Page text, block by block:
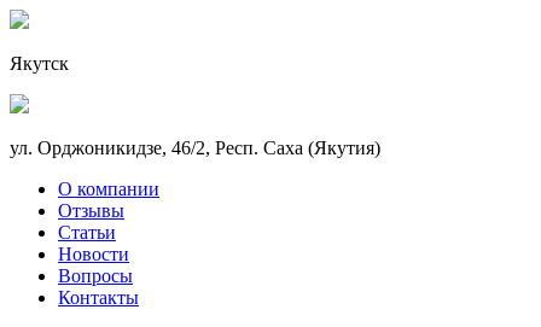
Якутск
ул. Орджоникидзе, 46/2, Респ. Саха (Якутия)
О компании
Отзывы
Статьи
Новости
Вопросы
Контакты